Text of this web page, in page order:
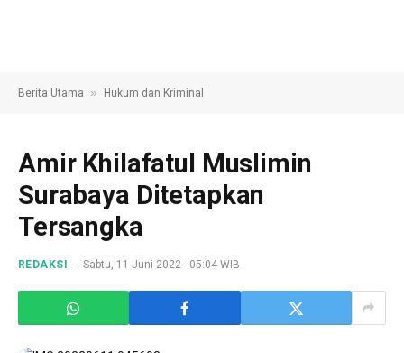
Berita Utama » Hukum dan Kriminal
Amir Khilafatul Muslimin
Surabaya Ditetapkan
Tersangka
REDAKSI Sabtu, 11 Juni 2022 - 05:04 WIB